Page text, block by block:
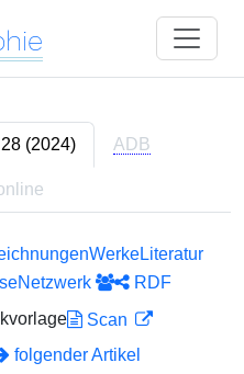
28 (2024) ADB
WerkeLiteratur
Netzwerk
RDF
Scan
folgender Artikel